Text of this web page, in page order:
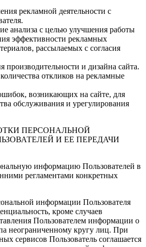
рекламной деятельности с
анализа с целью улучшения работы
эффективности рекламных
рассылаемых с согласия
производительности и дизайна сайта.
откликов на рекламные
возникающих на сайте, для
обслуживания и урегулирования
ПЕРСОНАЛЬНОЙ
И ЕЕ ПЕРЕДАЧИ
информацию Пользователей в
регламентами конкретных
информации Пользователя
кроме случаев
Пользователем информации о
неограниченному кругу лиц. При
сервисов Пользователь соглашается